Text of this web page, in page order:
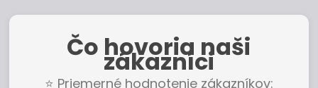
Čo hovoria naši
zákazníci
⭐ Priemerné hodnotenie zákazníkov: